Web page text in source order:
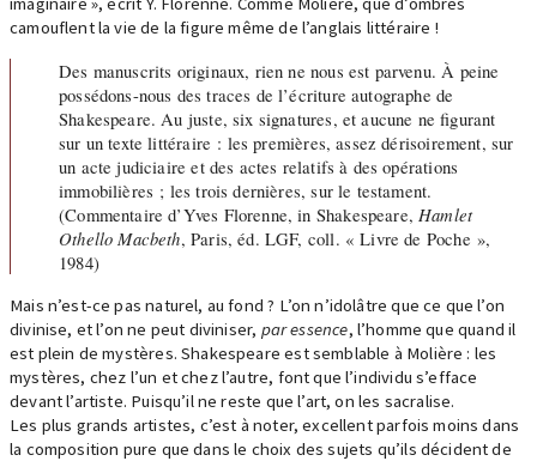
camouflent la vie de la figure même de l’anglais littéraire !
Des manuscrits originaux, rien ne nous est parvenu. À peine
possédons-nous des traces de l’écriture autographe de
Shakespeare. Au juste, six signatures, et aucune ne figurant
sur un texte littéraire : les premières, assez dérisoirement, sur
un acte judiciaire et des actes relatifs à des opérations
immobilières ; les trois dernières, sur le testament.
(Commentaire d’Yves Florenne, in Shakespeare,Hamlet
Othello Macbeth, Paris, éd. LGF, coll. « Livre de Poche »,
1984)
Mais n’est-ce pas naturel, au fond ? L’on n’idolâtre que ce que l’on
divinise, et l’on ne peut diviniser, par essence, l’homme que quand il
est plein de mystères. Shakespeare est semblable à Molière : les
mystères, chez l’un et chez l’autre, font que l’individu s’efface
devant l’artiste. Puisqu’il ne reste que l’art, on les sacralise.
Les plus grands artistes, c’est à noter, excellent parfois moins dans
la composition pure que dans le choix des sujets qu’ils décident de